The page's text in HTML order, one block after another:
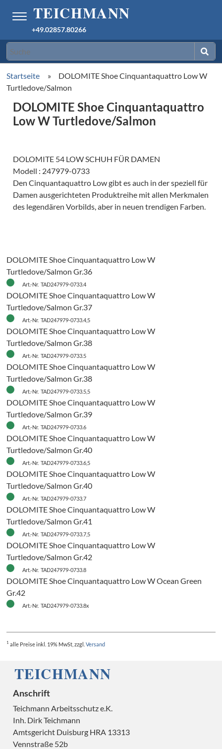
+49.02857.80266
Startseite »
DOLOMITE Shoe Cinquantaquattro Low W
Turtledove/Salmon
DOLOMITE Shoe Cinquantaquattro
Low W Turtledove/Salmon
DOLOMITE 54 LOW SCHUH FÜR DAMEN
Modell : 247979-0733
Den Cinquantaquattro Low gibt es auch in der speziell für
Damen ausgerichteten Produktreihe mit allen Merkmalen
des legendären Vorbilds, aber in neuen trendigen Farben.
DOLOMITE Shoe Cinquantaquattro Low W
Turtledove/Salmon Gr.36
Art.-Nr. TAD247979-0733.4
DOLOMITE Shoe Cinquantaquattro Low W
Turtledove/Salmon Gr.37
Art.-Nr. TAD247979-0733.4,5
DOLOMITE Shoe Cinquantaquattro Low W
Turtledove/Salmon Gr.38
Art.-Nr. TAD247979-0733.5
DOLOMITE Shoe Cinquantaquattro Low W
Turtledove/Salmon Gr.38
Art.-Nr. TAD247979-0733.5,5
DOLOMITE Shoe Cinquantaquattro Low W
Turtledove/Salmon Gr.39
Art.-Nr. TAD247979-0733.6
DOLOMITE Shoe Cinquantaquattro Low W
Turtledove/Salmon Gr.40
Art.-Nr. TAD247979-0733.6,5
DOLOMITE Shoe Cinquantaquattro Low W
Turtledove/Salmon Gr.40
Art.-Nr. TAD247979-0733.7
DOLOMITE Shoe Cinquantaquattro Low W
Turtledove/Salmon Gr.41
Art.-Nr. TAD247979-0733.7,5
DOLOMITE Shoe Cinquantaquattro Low W
Turtledove/Salmon Gr.42
Art.-Nr. TAD247979-0733.8
DOLOMITE Shoe Cinquantaquattro Low W Ocean Green
Gr.42
Art.-Nr. TAD247979-0733.8x
1 alle Preiseinkl. 19% MwSt, zzgl. Versand
Anschrift
Teichmann Arbeitsschutz e.K.
Inh. Dirk Teichmann
Amtsgericht Duisburg HRA 13313
Vennstraße 52b